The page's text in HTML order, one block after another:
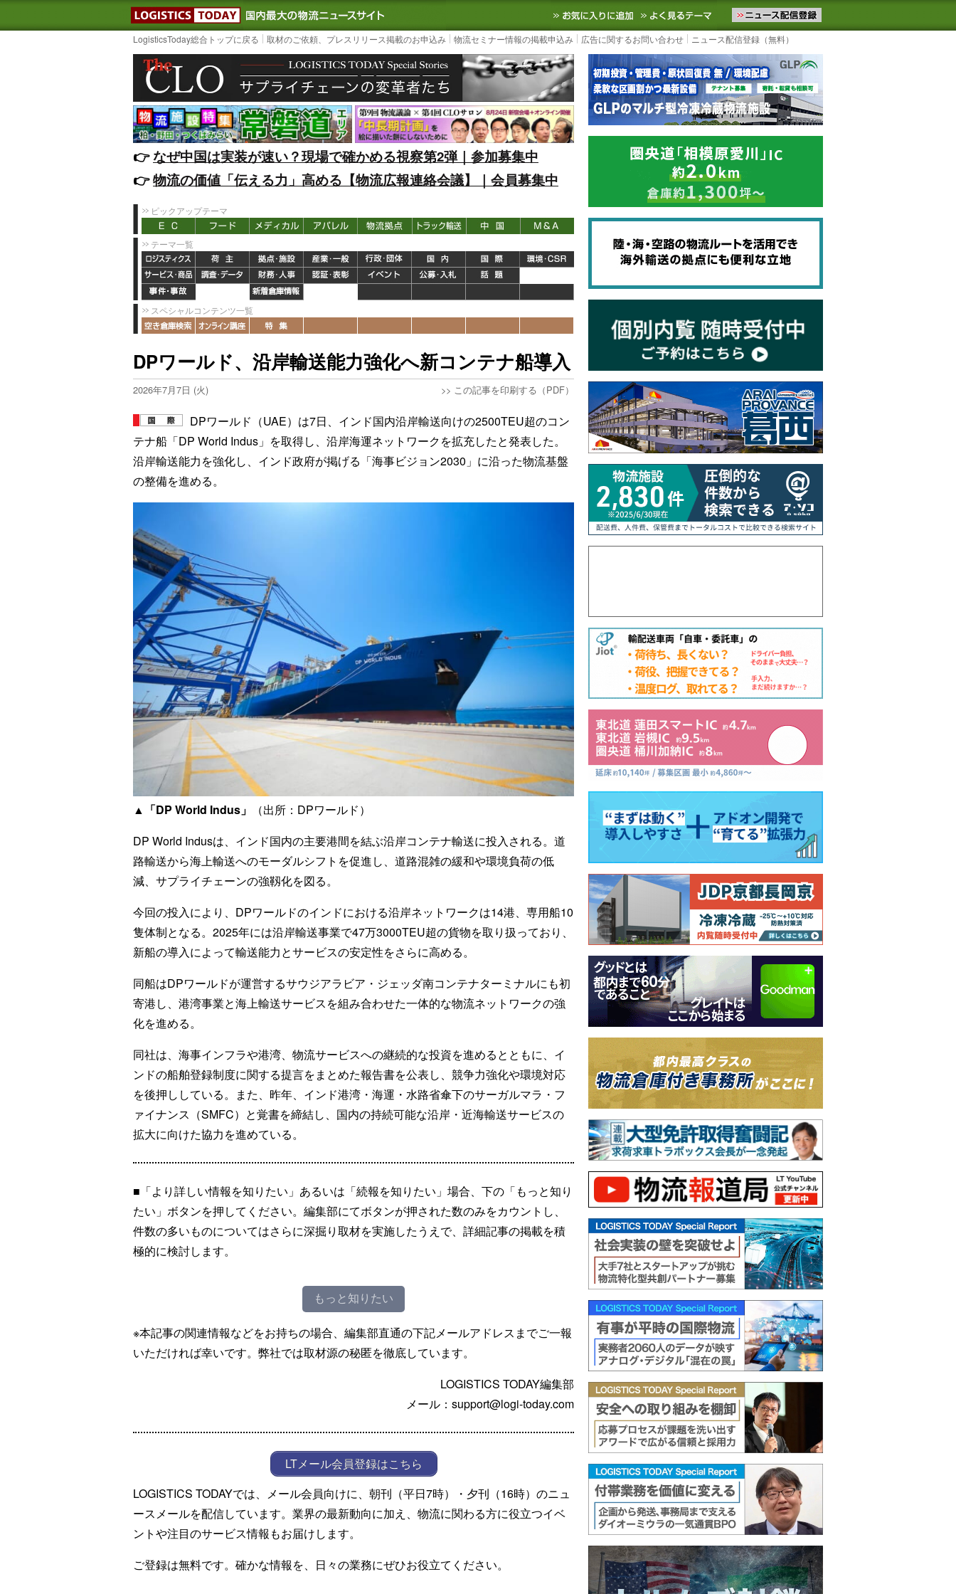
LOGISTICS TODAY｜国内最大の物流ニュースサイト3PL, SCMなど国内外の最新の物流ニュースをお届けします。物流ニュースメール配信を登録す
お気に入りに追加 よく見るテーマ
LogisticsToday総合トップに戻る 取材のご依頼、プレスリリース掲載のお申込み 物流セミナー情報の掲載申込み 広告に関するお問い合わせ ニュース配信登録（無料）
👉️なぜ中国は実装が速い？現場で確かめる視察第2弾｜参加募集中
👉️物流の価値「伝える力」高める【物流広報連絡会議】｜会員募集中
ピックアップテーマ
テーマ一覧
スペシャルコンテンツ一覧
DPワールド、沿岸輸送能力強化へ新コンテナ船導入
2026年7月7日 (火) >> この記事を印刷する（PDF）
DPワールド（UAE）は7日、インド国内沿岸輸送向けの2500TEU超のコン
テナ船「DP World Indus」を取得し、沿岸海運ネットワークを拡充したと発表した。
沿岸輸送能力を強化し、インド政府が掲げる「海事ビジョン2030」に沿った物流基盤
の整備を進める。
▲「DP World Indus」
（出所：DPワールド）
DP World Indusは、インド国内の主要港間を結ぶ沿岸コンテナ輸送に投入される。道
路輸送から海上輸送へのモーダルシフトを促進し、道路混雑の緩和や環境負荷の低
減、サプライチェーンの強靱化を図る。
今回の投入により、DPワールドのインドにおける沿岸ネットワークは14港、専用船10
隻体制となる。2025年には沿岸輸送事業で47万3000TEU超の貨物を取り扱っており、
新船の導入によって輸送能力とサービスの安定性をさらに高める。
同船はDPワールドが運営するサウジアラビア・ジェッダ南コンテナターミナルにも初
寄港し、港湾事業と海上輸送サービスを組み合わせた一体的な物流ネットワークの強
化を進める。
同社は、海事インフラや港湾、物流サービスへの継続的な投資を進めるとともに、イ
ンドの船舶登録制度に関する提言をまとめた報告書を公表し、競争力強化や環境対応
を後押ししている。また、昨年、インド港湾・海運・水路省傘下のサーガルマラ・フ
ァイナンス（SMFC）と覚書を締結し、国内の持続可能な沿岸・近海輸送サービスの
拡大に向けた協力を進めている。
■「より詳しい情報を知りたい」あるいは「続報を知りたい」場合、下の「もっと知り
たい」ボタンを押してください。編集部にてボタンが押された数のみをカウントし、
件数の多いものについてはさらに深掘り取材を実施したうえで、詳細記事の掲載を積
極的に検討します。
もっと知りたい
※本記事の関連情報などをお持ちの場合、編集部直通の下記メールアドレスまでご一報
いただければ幸いです。弊社では取材源の秘匿を徹底しています。
LOGISTICS TODAY編集部
メール：support@logi-today.com
LTメール会員登録はこちら
LOGISTICS TODAYでは、メール会員向けに、朝刊（平日7時）・夕刊（16時）のニュ
ースメールを配信しています。業界の最新動向に加え、物流に関わる方に役立つイベ
ントや注目のサービス情報もお届けします。
ご登録は無料です。確かな情報を、日々の業務にぜひお役立てください。